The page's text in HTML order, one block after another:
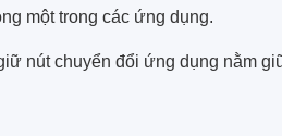
một trong các ứng dụng.
nút chuyển đổi ứng dụng nằm